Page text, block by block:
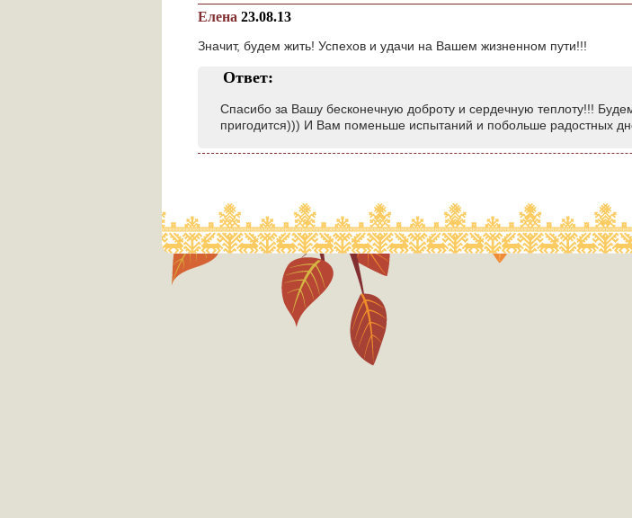
Елена 23.08.13
Значит, будем жить! Успехов и удачи на Вашем жизненном пути!!!
Ответ:
Спасибо за Вашу бесконечную доброту и сердечную теплоту!!!
пригодится))) И Вам поменьше испытаний и побольше радостных